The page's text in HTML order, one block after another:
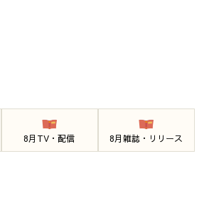
8月TV・配信 8月雑誌・リリース